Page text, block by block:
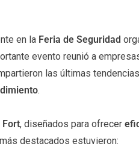
en la Feria de Seguridad
evento reunió a
las últimas
.
Fort, diseñados para ofrecer
destacados estuvieron: